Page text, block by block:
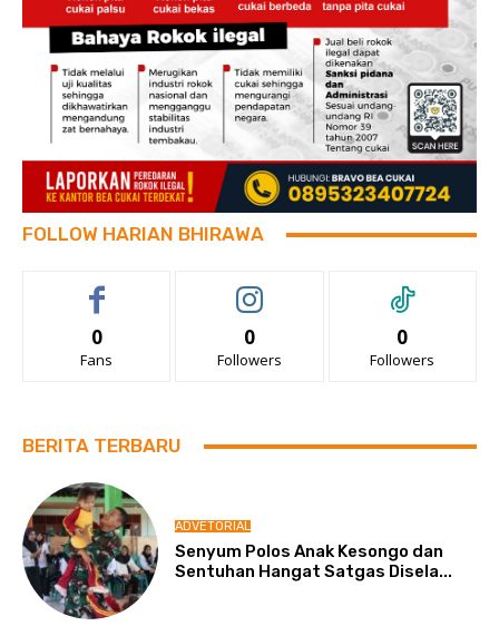
FOLLOW HARIAN BHIRAWA
0
Fans
0
Followers
0
Followers
BERITA TERBARU
ADVETORIAL
Senyum Polos Anak Kesongo dan
Sentuhan Hangat Satgas Disela...